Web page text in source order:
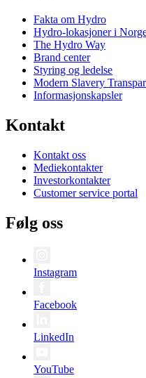
Fakta om Hydro
Hydro-lokasjoner i
The Hydro Way
Brand center
Styring og ledelse
Modern Slavery
Informasjonskapsler
Kontakt
Kontakt oss
Mediekontakter
Investorkontakter
Customer service portal
Følg oss
Instagram
Facebook
LinkedIn
YouTube